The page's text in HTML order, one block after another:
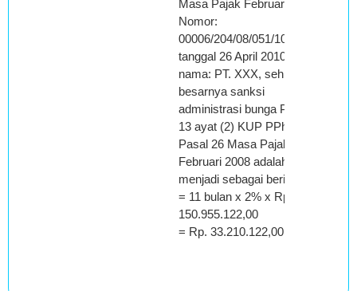
Masa Pajak Februari 2008
Nomor:
00006/204/08/051/10
tanggal 26 April 2010, atas
nama: PT. XXX, sehingga
besarnya sanksi
administrasi bunga Pasal
13 ayat (2) KUP PPh
Pasal 26 Masa Pajak
Februari 2008 adalah
menjadi sebagai berikut:
= 11 bulan x 2% x Rp.
150.955.122,00
= Rp. 33.210.122,00